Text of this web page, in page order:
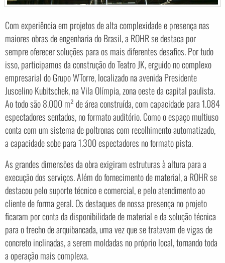
Com experiência em projetos de alta complexidade e presença nas
maiores obras de engenharia do Brasil, a ROHR se destaca por
sempre oferecer soluções para os mais diferentes desafios. Por tudo
isso, participamos da construção do Teatro JK, erguido no complexo
empresarial do Grupo WTorre, localizado na avenida Presidente
Juscelino Kubitschek, na Vila Olímpia, zona oeste da capital paulista.
Ao todo são 8.000 m² de área construída, com capacidade para 1.084
espectadores sentados, no formato auditório. Como o espaço multiuso
conta com um sistema de poltronas com recolhimento automatizado,
a capacidade sobe para 1.300 espectadores no formato pista.
As grandes dimensões da obra exigiram estruturas à altura para a
execução dos serviços. Além do fornecimento de material, a ROHR se
destacou pelo suporte técnico e comercial, e pelo atendimento ao
cliente de forma geral. Os destaques de nossa presença no projeto
ficaram por conta da disponibilidade de material e da solução técnica
para o trecho de arquibancada, uma vez que se tratavam de vigas de
concreto inclinadas, a serem moldadas no próprio local, tornando toda
a operação mais complexa.